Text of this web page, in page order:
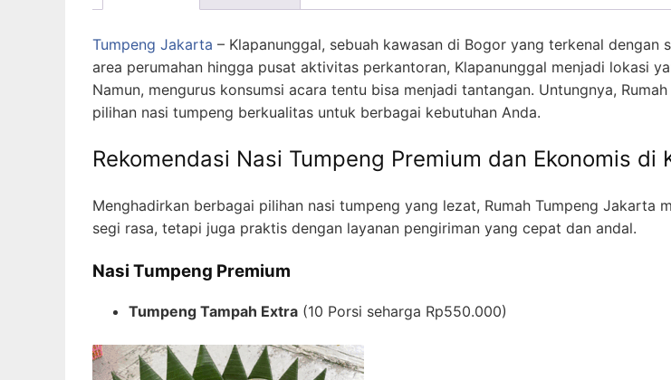
Tumpeng Jakarta – Klapanunggal, sebuah kawasan di Bogor yang terkenal
area perumahan hingga pusat aktivitas perkantoran, Klapanunggal menjadi lokasi
Namun, mengurus konsumsi acara tentu bisa menjadi tantangan. Untungnya,
pilihan nasi tumpeng berkualitas untuk berbagai kebutuhan Anda.
Rekomendasi Nasi Tumpeng Premium dan Ekonomis di
Menghadirkan berbagai pilihan nasi tumpeng yang lezat, Rumah Tumpeng Jakarta
segi rasa, tetapi juga praktis dengan layanan pengiriman yang cepat dan andal.
Nasi Tumpeng Premium
Tumpeng Tampah Extra (10 Porsi seharga Rp550.000)